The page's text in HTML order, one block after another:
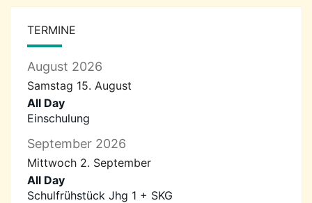
TERMINE
August 2026
Samstag 15. August
All Day
Einschulung
September 2026
Mittwoch 2. September
All Day
Schulfrühstück Jhg 1 + SKG